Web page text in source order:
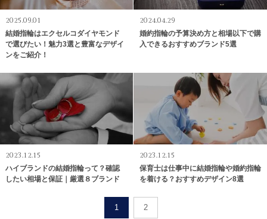
2025.09.01
結婚指輪はエクセルコダイヤモンド
で選びたい！魅力3選と豊富なデザイ
ンをご紹介！
2024.04.29
婚約指輪の予算決め方と相場以下で購
入できるおすすめブランド5選
2023.12.15
ハイブランドの結婚指輪って？確認
したい相場と保証｜厳選８ブランド
2023.12.15
保育士は仕事中に結婚指輪や婚約指輪
を着ける？おすすめデザイン8選
1 2